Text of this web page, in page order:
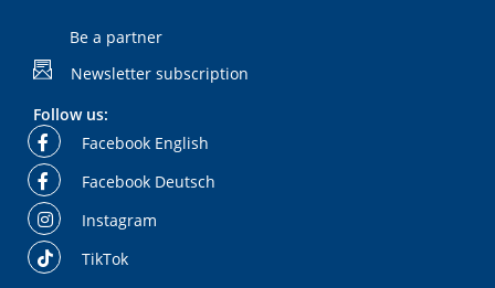
Be a partner
Newsletter subscription
Follow us:
Facebook English
Facebook Deutsch
Instagram
TikTok